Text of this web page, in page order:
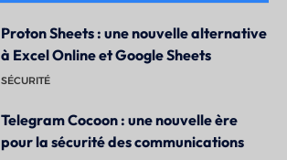
Proton Sheets : une nouvelle alternative
à Excel Online et Google Sheets
SÉCURITÉ
Telegram Cocoon : une nouvelle ère
pour la sécurité des communications